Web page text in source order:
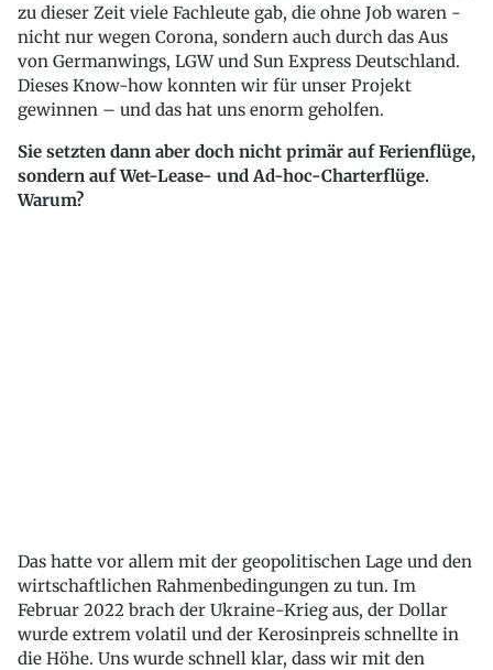
zu dieser Zeit viele Fachleute gab, die ohne Job waren -
nicht nur wegen Corona, sondern auch durch das Aus
von Germanwings, LGW und Sun Express Deutschland.
Dieses Know-how konnten wir für unser Projekt
gewinnen – und das hat uns enorm geholfen.
Sie setzten dann aber doch nicht primär auf Ferienflüge,
sondern auf Wet-Lease- und Ad-hoc-Charterflüge.
Warum?
Das hatte vor allem mit der geopolitischen Lage und den
wirtschaftlichen Rahmenbedingungen zu tun. Im
Februar 2022 brach der Ukraine-Krieg aus, der Dollar
wurde extrem volatil und der Kerosinpreis schnellte in
die Höhe. Uns wurde schnell klar, dass wir mit den